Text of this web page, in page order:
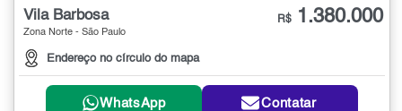
Vila Barbosa
Zona Norte - São Paulo
Endereço no círculo do mapa
R$ 1.380.000
WhatsApp Contatar